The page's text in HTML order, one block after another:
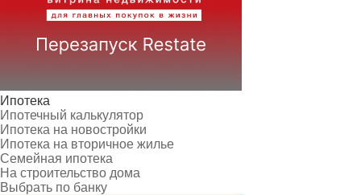
Ипотека
Ипотечный калькулятор
Ипотека на новостройки
Ипотека на вторичное жилье
Семейная ипотека
На строительство дома
Выбрать по банку